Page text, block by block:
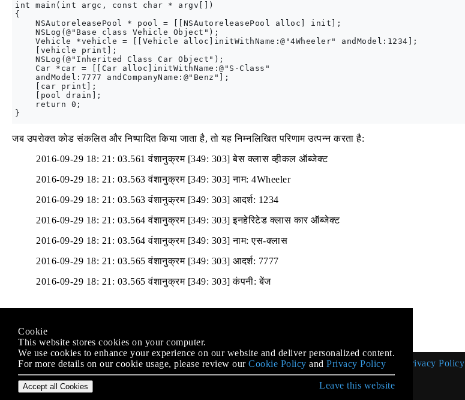
int main(int argc, const char * argv[])
{
    NSAutoreleasePool * pool = [[NSAutoreleasePool alloc] init];
    NSLog(@"Base class Vehicle Object");
    Vehicle *vehicle = [[Vehicle alloc]initWithName:@"4Wheeler" andModel:1234];
    [vehicle print];
    NSLog(@"Inherited Class Car Object");
    Car *car = [[Car alloc]initWithName:@"S-Class"
    andModel:7777 andCompanyName:@"Benz"];
    [car print];
    [pool drain];
    return 0;
जब उपरोक्त कोड संकलित और निष्पादित किया जाता है, तो यह निम्नलिखित परिणाम उत्पन्न करता है:
2016-09-29 18: 21: 03.561 वंशानुक्रम [349: 303] बेस क्लास व्हीकल ऑब्जेक्ट
2016-09-29 18: 21: 03.563 वंशानुक्रम [349: 303] नाम: 4Wheeler
2016-09-29 18: 21: 03.563 वंशानुक्रम [349: 303] आदर्श: 1234
2016-09-29 18: 21: 03.564 वंशानुक्रम [349: 303] इनहेरिटेड क्लास कार ऑब्जेक्ट
2016-09-29 18: 21: 03.564 वंशानुक्रम [349: 303] नाम: एस-क्लास
2016-09-29 18: 21: 03.565 वंशानुक्रम [349: 303] आदर्श: 7777
2016-09-29 18: 21: 03.565 वंशानुक्रम [349: 303] कंपनी: बेंज
के तहत लाइसेंस प्राप्त है
से संबद्ध नहीं हैStack Overflow
Cookie Policy Privacy Policy
Cookie
This website stores cookies on your computer.
We use cookies to enhance your experience on our website and deliver personalized content.
For more details on our cookie usage, please review our Cookie Policy and Privacy Policy
Accept all Cookies Leave this website